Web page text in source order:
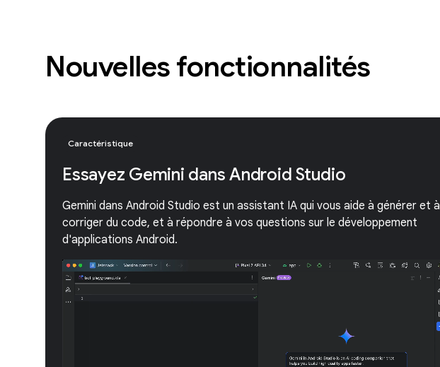
Nouvelles fonctionnalités
Caractéristique
Essayez Gemini dans Android Studio
Gemini dans Android Studio est un assistant IA qui vous aide à générer et à
corriger du code, et à répondre à vos questions sur le développement
d'applications Android.